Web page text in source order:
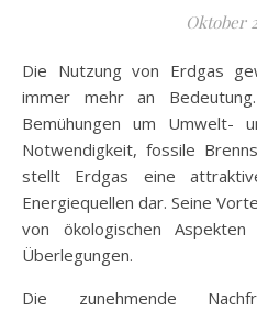
Oktober
Die Nutzung von Erdgas gewinnt in der heutigen Zeit
immer mehr an
Bemühungen um Umwelt-
Notwendigkeit, fossile
stellt Erdgas eine
Energiequellen dar. Seine
von ökologischen
Überlegungen.
Die zunehmende